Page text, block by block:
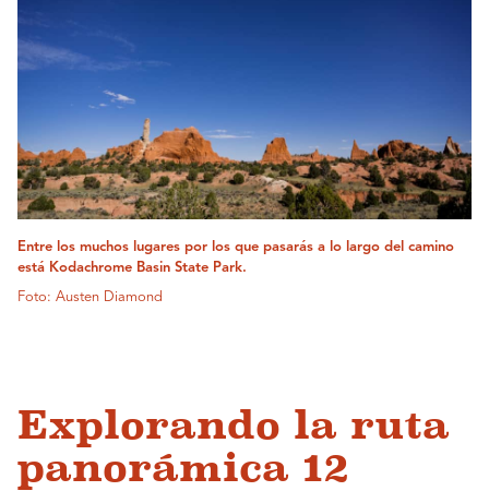
Entre los muchos lugares por los que pasarás a lo largo del camino
está Kodachrome Basin State Park.
Foto: Austen Diamond
Explorando la ruta
panorámica 12